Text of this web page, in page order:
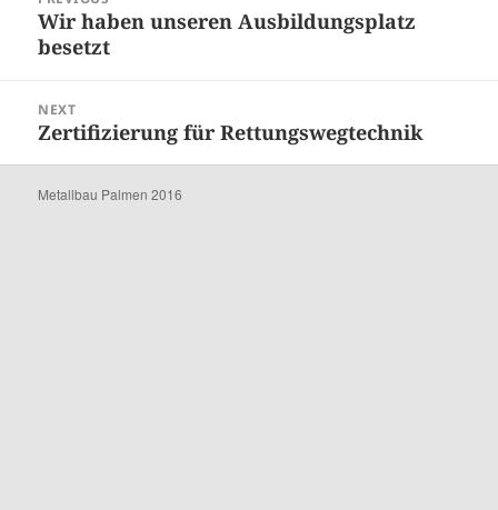
Previous
post:
Wir haben unseren Ausbildungsplatz
besetzt
NEXT
Next
post:
Zertifizierung für Rettungswegtechnik
Metallbau Palmen 2016